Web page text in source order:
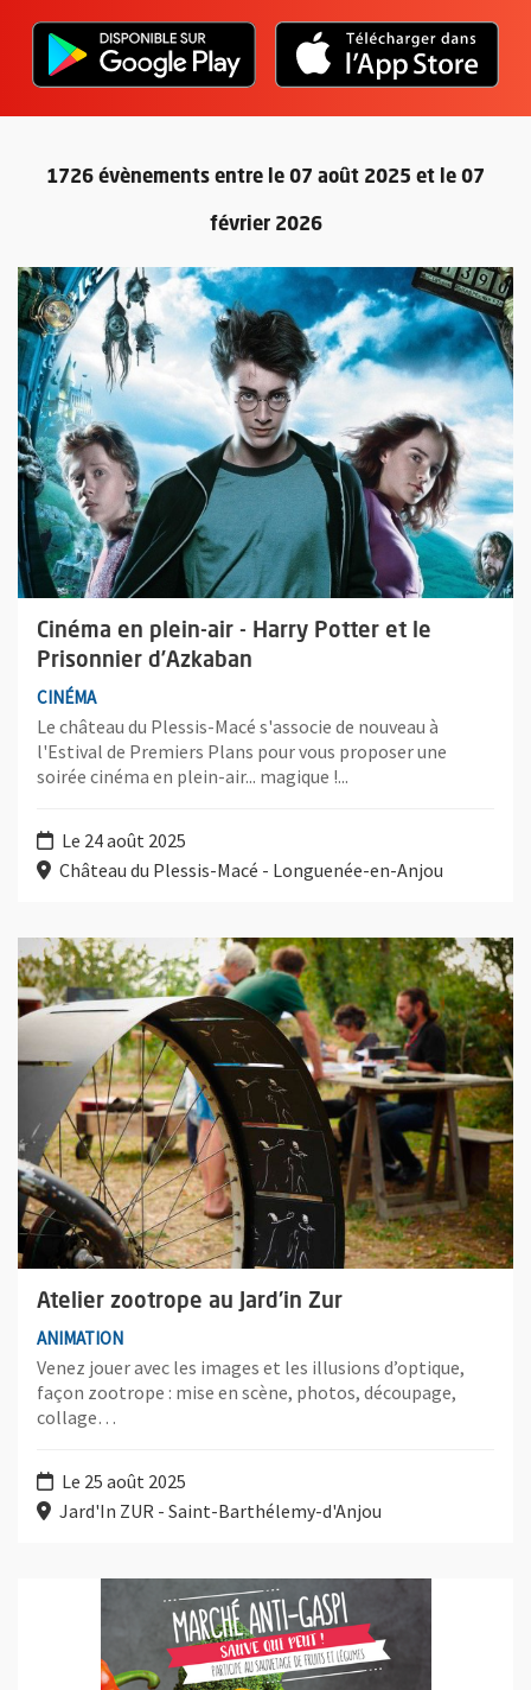
L'application "Vivre à Angers" -
, Ouvre une nouvelle fenêtre ,
1726 évènements entre le 07 août 2025 et le 07
février 2026
Retour au formulaire de
Cinéma en plein-air - Harry Potter et le
Prisonnier d’Azkaban
CINÉMA
Le château du Plessis-Macé s'associe de nouveau à
l'Estival de Premiers Plans pour vous proposer une
soirée cinéma en plein-air... magique !...
Le 24 août 2025
Château du Plessis-Macé - Longuenée-en-Anjou
Plus d'information sur l'évènement : Cinéma en plein-air -
Atelier zootrope au Jard'in Zur
ANIMATION
Venez jouer avec les images et les illusions d’optique,
façon zootrope : mise en scène, photos, découpage,
collage…
Le 25 août 2025
Jard'In ZUR - Saint-Barthélemy-d'Anjou
Plus d'information sur l'évènement : Atelier zootrope au
Plus d'information sur l'évènement : Mon marché AntiGaspi